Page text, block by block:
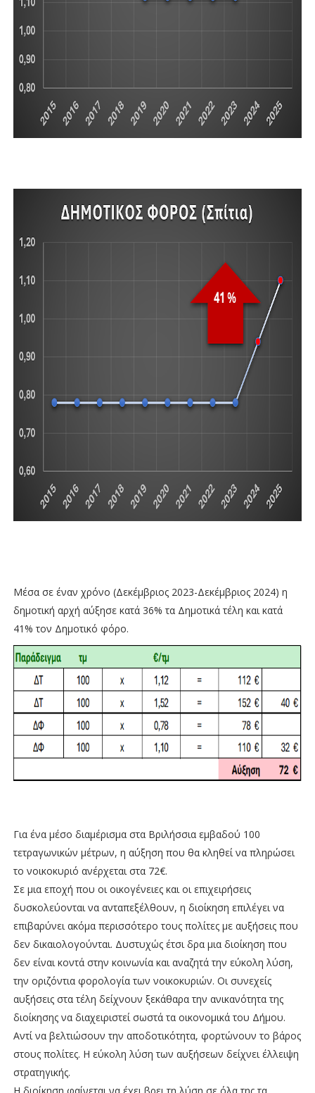
Μέσα σε έναν χρόνο (Δεκέμβριος 2023-Δεκέμβριος 2024) η
δημοτική αρχή αύξησε κατά 36% τα Δημοτικά τέλη και κατά
41% τον Δημοτικό φόρο.
Για ένα μέσο διαμέρισμα στα Βριλήσσια εμβαδού 100
τετραγωνικών μέτρων, η αύξηση που θα κληθεί να πληρώσει
το νοικοκυριό ανέρχεται στα 72€.
Σε μια εποχή που οι οικογένειες και οι επιχειρήσεις
δυσκολεύονται να ανταπεξέλθουν, η διοίκηση επιλέγει να
επιβαρύνει ακόμα περισσότερο τους πολίτες με αυξήσεις που
δεν δικαιολογούνται. Δυστυχώς έτσι δρα μια διοίκηση που
δεν είναι κοντά στην κοινωνία και αναζητά την εύκολη λύση,
την οριζόντια φορολογία των νοικοκυριών. Οι συνεχείς
αυξήσεις στα τέλη δείχνουν ξεκάθαρα την ανικανότητα της
διοίκησης να διαχειριστεί σωστά τα οικονομικά του Δήμου.
Αντί να βελτιώσουν την αποδοτικότητα, φορτώνουν το βάρος
στους πολίτες. Η εύκολη λύση των αυξήσεων δείχνει έλλειψη
στρατηγικής.